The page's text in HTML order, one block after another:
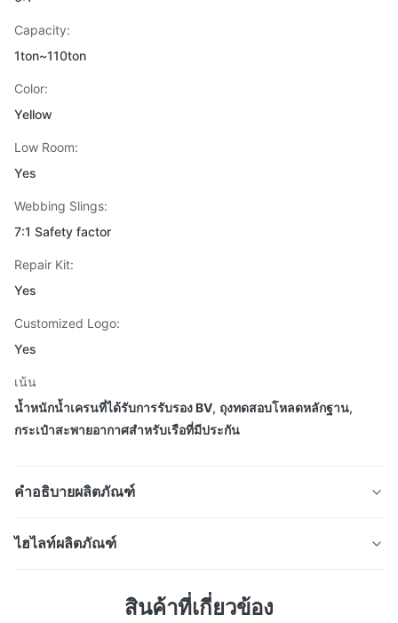
Capacity:
1ton~110ton
Color:
Yellow
Low Room:
Yes
Webbing Slings:
7:1 Safety factor
Repair Kit:
Yes
Customized Logo:
Yes
เน้น
น้ำหนักน้ำเครนที่ได้รับการรับรอง BV, ถุงทดสอบโหลดหลักฐาน,
กระเป๋าสะพายอากาศสําหรับเรือที่มีประกัน
คำอธิบายผลิตภัณฑ์
ถุงน้ำหนักทดสอบเครนที่ได้รับการรับรอง
ไฮไลท์ผลิตภัณฑ์
BV ผ้า PVC สำหรับงานหนัก ปัจจัยด้านความปลอดภัย 6:1
สินค้าที่เกี่ยวข้อง